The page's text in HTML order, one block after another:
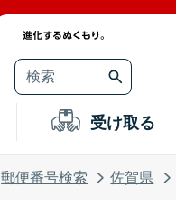
受け取る
郵便番号検索 佐賀県